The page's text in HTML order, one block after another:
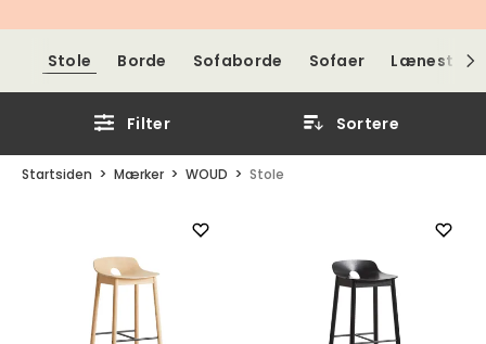
Stole Borde Sofaborde Sofaer Lænestole
Filter Sortere
Startsiden Mærker WOUD Stole